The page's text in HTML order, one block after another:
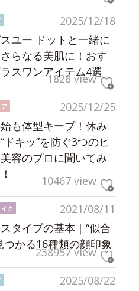
2025/12/18
ユー ドットと一緒に
らなる美肌に！おす
スワンアイテム4選
1828 view
2025/12/25
ア
も体型キープ！休み
ドキッ”を防ぐ3つのヒ
容のプロに聞いてみ
10467 view
2021/08/11
ク
タイプの基本｜“似合
つかる16種類の顔印象
238957 view
2025/08/22